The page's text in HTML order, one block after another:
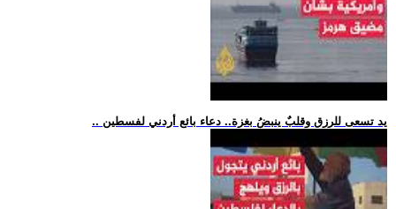
.. يد تسعى للرزق وقلبٌ ينبضُ بغزة.. دعاء بائع أردني لفسطين